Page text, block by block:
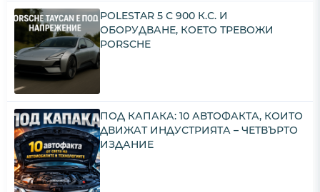
POLESTAR 5 С 900 К.С. И
ОБОРУДВАНЕ, КОЕТО ТРЕВОЖИ
PORSCHE
ПОД КАПАКА: 10 АВТОФАКТА, КОИТО
ДВИЖАТ ИНДУСТРИЯТА – ЧЕТВЪРТО
ИЗДАНИЕ